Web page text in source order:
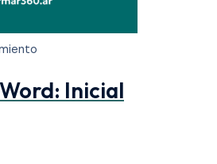
Inicial